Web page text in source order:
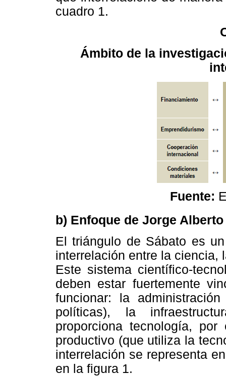
cuadro 1.
Ámbito de la
Fuente:
b) Enfoque de Jorge
El triángulo de Sábato es
interrelación entre la ciencia,
Este sistema científico-
deben estar fuertemente
funcionar: la
políticas), la
proporciona tecnología,
productivo (que utiliza la
interrelación se representa
en la figura 1.